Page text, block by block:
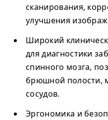
сканирования,
улучшения
Широкий
для диагностики
спинного мозга,
брюшной полости,
сосудов.
Эргономика и